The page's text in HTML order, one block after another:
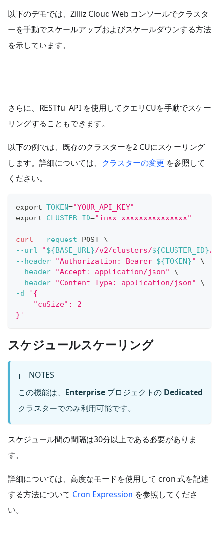
以下のデモでは、Zilliz Cloud Web コンソールでクラスタ
ーを手動でスケールアップおよびスケールダウンする方法
を示しています。
さらに、RESTful API を使用してクエリCUを手動でスケー
リングすることもできます。
以下の例では、既存のクラスターを2 CUにスケーリング
します。詳細については、 クラスターの変更 を参照して
ください。
export TOKEN="YOUR_API_KEY"
export
CLUSTER_ID="inxx-xxxxxxxxxxxxxxx"
curl --request POST \
--url
"${BASE_URL}/v2/clusters/${CLUSTER_ID}/
--header
"Authorization: Bearer ${TOKEN}"
\
--header
"Accept: application/json"
\
--header
"Content-Type: application/json"
\
-d
'{
    "cuSize": 2
}'
スケジュールスケーリング
📘 NOTES
この機能は、 Enterprise プロジェクトの Dedicated
クラスターでのみ利用可能です。
スケジュール間の間隔は30分以上である必要がありま
す。
詳細については、高度なモードを使用して cron 式を記述
する方法について Cron Expression を参照してくださ
い。